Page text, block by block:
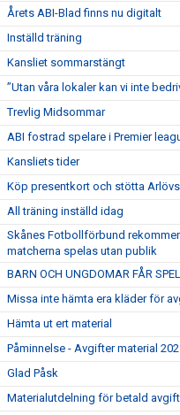
Årets ABI-Blad finns nu digitalt
Inställd träning
Kansliet sommarstängt
”Utan våra lokaler kan vi inte
Trevlig Midsommar
ABI fostrad spelare i Premier
Kansliets tider
Köp presentkort och stötta Arlövs
All träning inställd idag
Skånes Fotbollförbund
matcherna spelas utan publik
BARN OCH UNGDOMAR FÅR
Missa inte hämta era kläder för
Hämta ut ert material
Påminnelse - Avgifter material
Glad Påsk
Materialutdelning för betald avgift